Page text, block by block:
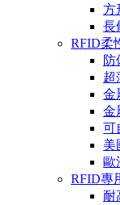
方
長
RFID柔
防
超
金
金
可
美
歐
RFID專
耐